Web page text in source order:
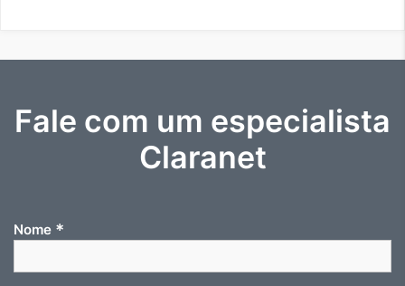
Fale com um especialista
Claranet
Nome *